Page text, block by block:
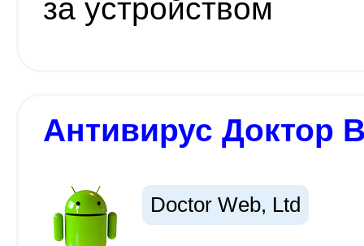
за устройством
Антивирус Доктор
Doctor Web, Ltd